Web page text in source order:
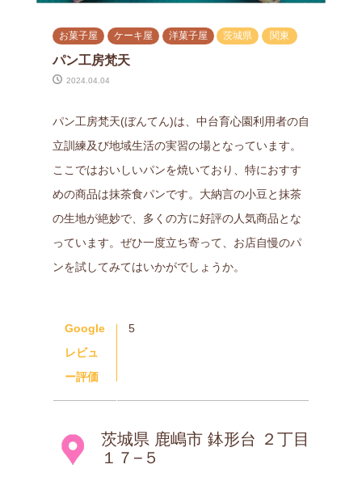
お菓子屋 ケーキ屋 洋菓子屋 茨城県 関東
パン工房梵天
2024.04.04
パン工房梵天(ぼんてん)は、中台育心園利用者の自
立訓練及び地域生活の実習の場となっています。
ここではおいしいパンを焼いており、特におすす
めの商品は抹茶食パンです。大納言の小豆と抹茶
の生地が絶妙で、多くの方に好評の人気商品とな
っています。ぜひ一度立ち寄って、お店自慢のパ
ンを試してみてはいかがでしょうか。
Google
レビュ
ー評価
5
茨城県 鹿嶋市 鉢形台 ２丁目
１７−５